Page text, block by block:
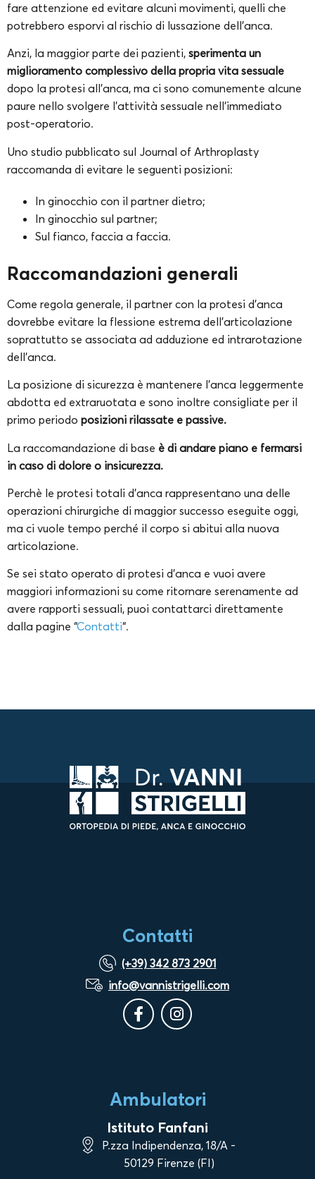
fare attenzione ed evitare alcuni movimenti, quelli che
potrebbero esporvi al rischio di lussazione dell’anca.
Anzi, la maggior parte dei pazienti, sperimenta un
miglioramento complessivo della propria vita sessuale
dopo la protesi all’anca, ma ci sono comunemente alcune
paure nello svolgere l’attività sessuale nell’immediato
post-operatorio.
Uno studio pubblicato sul Journal of Arthroplasty
raccomanda di evitare le seguenti posizioni:
In ginocchio con il partner dietro;
In ginocchio sul partner;
Sul fianco, faccia a faccia.
Raccomandazioni generali
Come regola generale, il partner con la protesi d’anca
dovrebbe evitare la flessione estrema dell’articolazione
soprattutto se associata ad adduzione ed intrarotazione
dell’anca.
La posizione di sicurezza è mantenere l’anca leggermente
abdotta ed extraruotata e sono inoltre consigliate per il
primo periodo posizioni rilassate e passive.
La raccomandazione di base è di andare piano e fermarsi
in caso di dolore o insicurezza.
Perchè le protesi totali d’anca rappresentano una delle
operazioni chirurgiche di maggior successo eseguite oggi,
ma ci vuole tempo perché il corpo si abitui alla nuova
articolazione.
Se sei stato operato di protesi d’anca e vuoi avere
maggiori informazioni su come ritornare serenamente ad
avere rapporti sessuali, puoi contattarci direttamente
dalla pagine “Contatti“.
Contatti
(+39) 342 873 2901
info@vannistrigelli.com
Ambulatori
Istituto Fanfani
P.zza Indipendenza, 18/A -
50129 Firenze (FI)